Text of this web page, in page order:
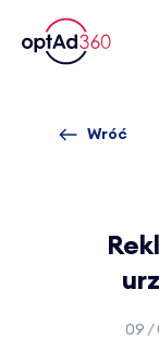
Wróć
09 /